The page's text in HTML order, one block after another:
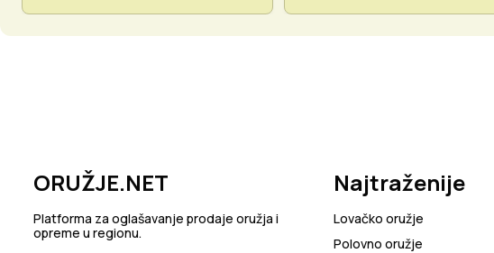
ORUŽJE.NET
Platforma za oglašavanje prodaje oružja i
opreme u regionu.
Najtraženije
Lovačko oružje
Polovno oružje